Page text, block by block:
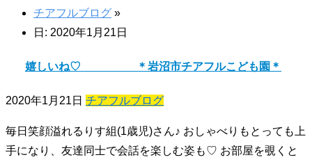
チアフルブログ »
日: 2020年1月21日
嬉しいね♡ ＊岩沼市チアフルこども園＊
2020年1月21日 チアフルブログ
毎日笑顔溢れるりす組(1歳児)さん♪ おしゃべりもとっても上
手になり、友達同士で会話を楽しむ姿も♡ お部屋を覗くと